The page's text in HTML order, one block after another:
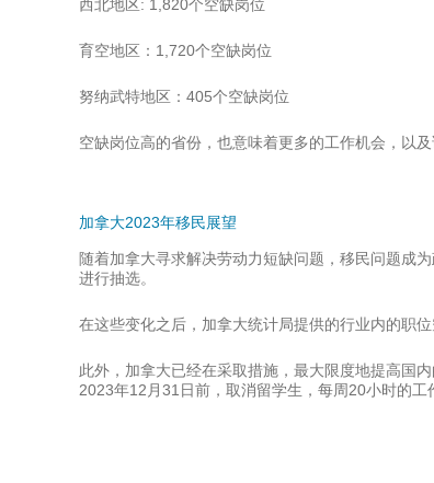
西北地区: 1,820个空缺岗位
育空地区： 1,720个空缺岗位
努纳武特地区：405个空缺岗位
空缺岗位高的省份，也意味着更多的工作机会，以
加拿大2023年移民展望
随着加拿大寻求解决劳动力短缺问题，移民问题成
进行抽选。
在这些变化之后，加拿大统计局提供的行业内的职
此外，加拿大已经在采取措施，最大限度地提高国
2023年12月31日前，取消留学生，每周20小时的工